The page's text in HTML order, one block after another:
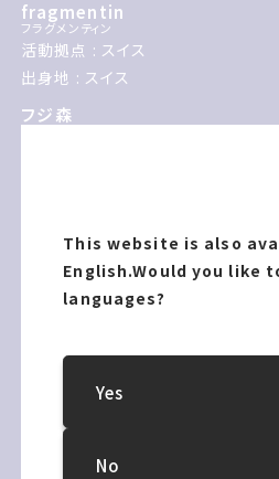
This website is also
English.Would you like
languages?
Yes
No
fragmentin
フラグメンティン
活動拠点 : スイス
出身地 : スイス
フジ森
Fujimori
活動拠点 : 東京都
出身地 : 北海道札幌市
活動拠点 : 大阪府
出身地 : 大阪府
保手濱 拓
HOTEHAMA Taku
活動拠点 : 山口県